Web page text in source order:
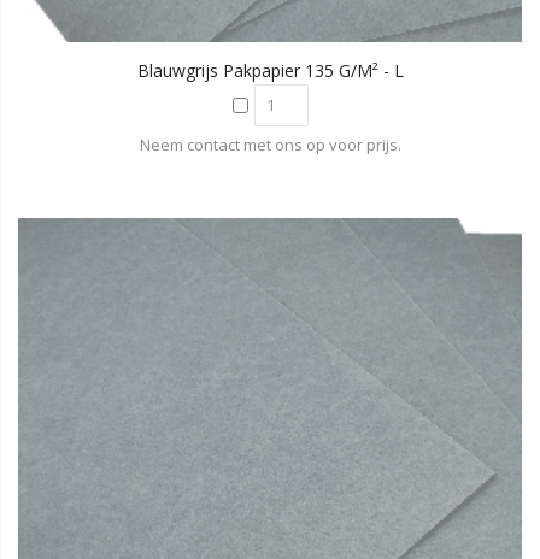
Blauwgrijs Pakpapier 135 G/m² - L
Neem contact met ons op voor prijs.